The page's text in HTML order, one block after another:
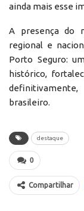
ainda mais esse
A presença do
regional e
Porto Seguro:
histórico,
brasileiro.
destaque
0
Compartilhar